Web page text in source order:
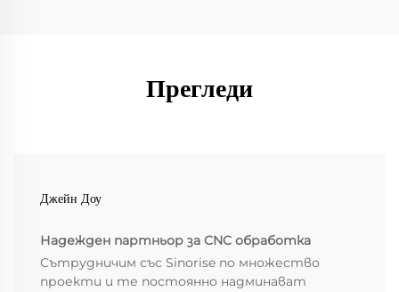
Прегледи
Джейн Доу
Надежден партньор за CNC обработка
Сътрудничим със Sinorise по множество
проекти и те постоянно надминават